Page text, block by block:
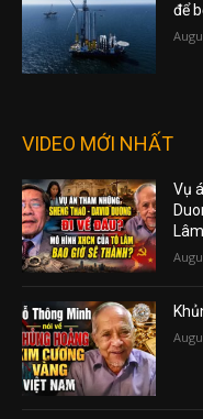
để
VIDEO MỚI NHẤT
Vụ